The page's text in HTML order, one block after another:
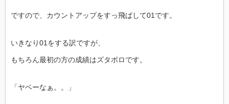
ですので、カウントアップをすっ飛ばして01です。
いきなり01をする訳ですが、
もちろん最初の方の成績はズタボロです。
「ヤベーなぁ。。」